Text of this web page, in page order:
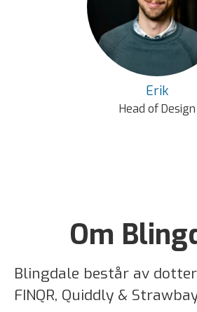
Erik
Head of Design
Om
Blingdale består av
FINQR, Quiddly &